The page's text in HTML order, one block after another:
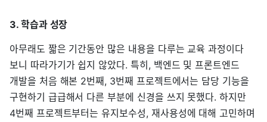
3. 학습과 성장
아무래도 짧은 기간동안 많은 내용을 다루는 교육 과정이다
보니 따라가기가 쉽지 않았다. 특히, 백엔드 및 프론트엔드
개발을 처음 해본 2번째, 3번째 프로젝트에서는 담당 기능을
구현하기 급급해서 다른 부분에 신경을 쓰지 못했다. 하지만
4번째 프로젝트부터는 유지보수성, 재사용성에 대해 고민하며